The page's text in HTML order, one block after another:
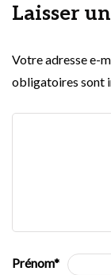
Laisser
Votre adresse e-
obligatoires sont
Prénom*